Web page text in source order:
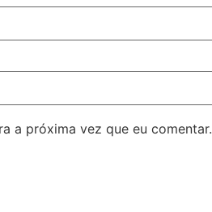
a próxima vez que eu comentar.